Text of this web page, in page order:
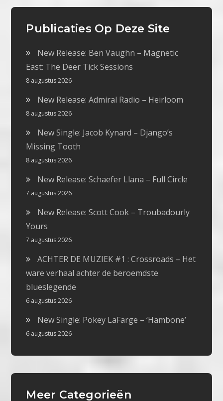
Publicaties Op Deze Site
New Release: Ben Vaughn – Magnetic
East: The Deer Tick Sessions
8 augustus 2026
New Release: Admiral Radio – Heirloom
8 augustus 2026
New Single: Jacob Kynard – Django’s
Missing Tooth
8 augustus 2026
New Release: Schaefer Llana – Full Circle
7 augustus 2026
New Release: Scott Cook – Troubadourly
Yours
7 augustus 2026
ACHTER DE MUZIEK #1 : Crossroads – Het
ware verhaal achter de beroemdste
blueslegende
6 augustus 2026
New Single: Pokey LaFarge – ‘Hambone’
6 augustus 2026
Meer Categorieën